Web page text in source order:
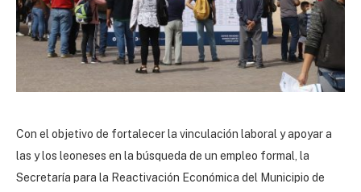
Con el objetivo de fortalecer la vinculación laboral y apoyar a
las y los leoneses en la búsqueda de un empleo formal, la
Secretaría para la Reactivación Económica del Municipio de